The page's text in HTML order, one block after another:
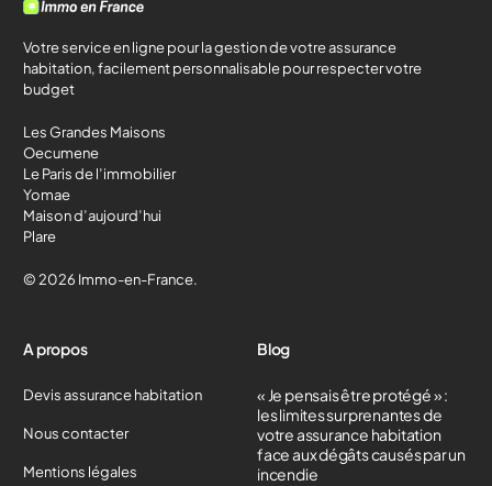
Votre service en ligne pour la gestion de votre assurance
habitation, facilement personnalisable pour respecter votre
budget
Les Grandes Maisons
Oecumene
Le Paris de l’immobilier
Yomae
Maison d’aujourd’hui
Plare
© 2026 Immo-en-France.
A propos
Devis assurance habitation
Nous contacter
Mentions légales
Blog
« Je pensais être protégé » :
les limites surprenantes de
votre assurance habitation
face aux dégâts causés par un
incendie